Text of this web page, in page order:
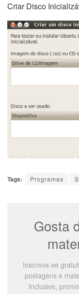
Criar Disco
Tags: Programas
Gosta
Inscreva-se
postagens e
Inclusive,